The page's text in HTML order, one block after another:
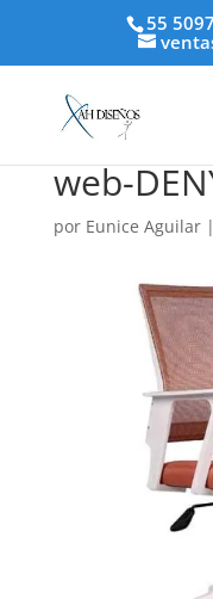
55
web-
por Eunice Aguilar|